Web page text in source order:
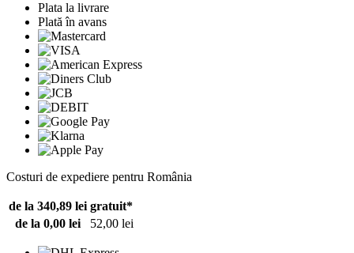
Plata la livrare
Plată în avans
Costuri de expediere pentru România
de la 340,89 lei gratuit*
de la 0,00 lei
52,00 lei